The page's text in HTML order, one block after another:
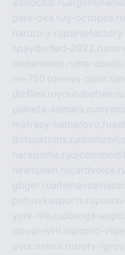
perk-oka.rug-octopus.ru
naruto-x.ru
spayderhed-2022.ru
webamator.ru ma-
nv-750.ru news-plain.ru
dizfiles.ruyoutubefree.ru
planeta-samara.ru
matrasy-kemerovo.ru
dotcustoms.ru
narasimha.ru
newsplain.ru
gbget.ru
petrovkasports.ru
york-life.rudoroga-
slovar-ivrit.ruporno-
ovucontrol.rusloty-